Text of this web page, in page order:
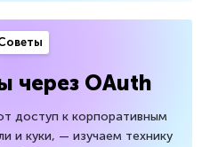
через OAuth
доступ к корпоративным
и куки, — изучаем технику